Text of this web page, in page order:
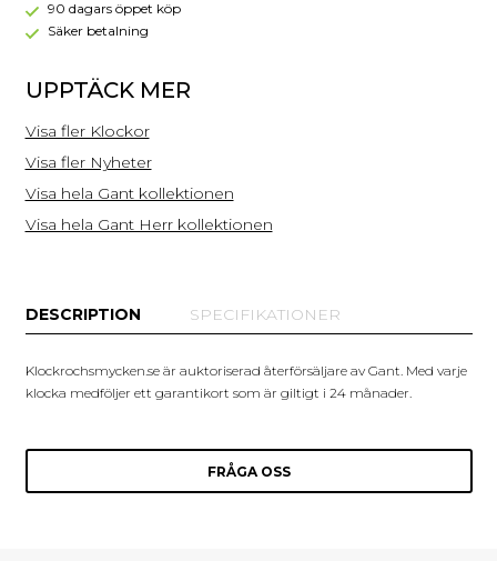
90 dagars öppet köp
Säker betalning
UPPTÄCK MER
Visa fler Klockor
Visa fler Nyheter
Visa hela Gant kollektionen
Visa hela Gant Herr kollektionen
DESCRIPTION SPECIFIKATIONER
Klockrochsmycken.se är auktoriserad återförsäljare av Gant. Med varje
klocka medföljer ett garantikort som är giltigt i 24 månader.
FRÅGA OSS